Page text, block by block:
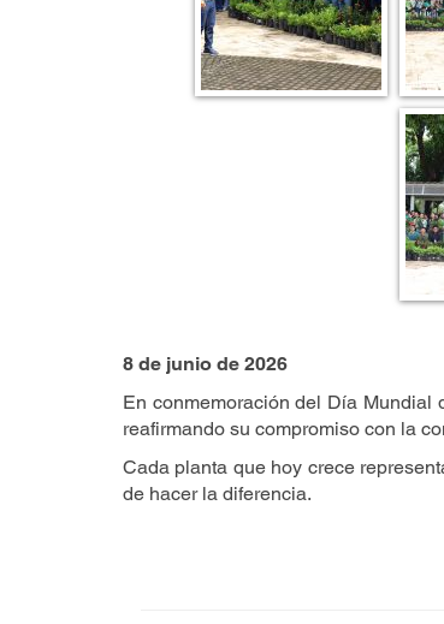
8 de junio de 2026
En conmemoración del Día Mundial
reafirmando su compromiso con la
Cada planta que hoy crece
de hacer la diferencia.